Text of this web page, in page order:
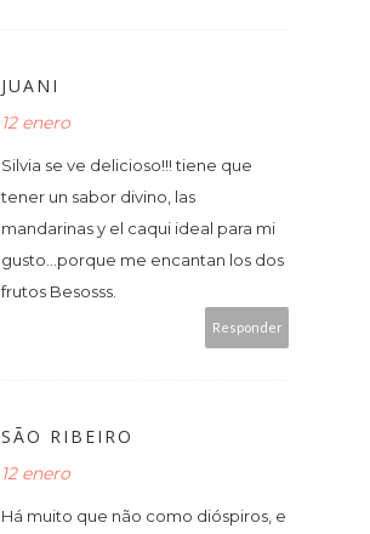
JUANI
12 enero
Silvia se ve delicioso!!! tiene que
tener un sabor divino, las
mandarinas y el caqui ideal para mi
gusto...porque me encantan los dos
frutos Besosss.
Responder
SÃO RIBEIRO
12 enero
Há muito que não como dióspiros, e